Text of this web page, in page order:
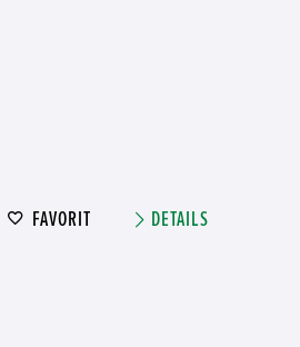
FAVORIT DETAILS